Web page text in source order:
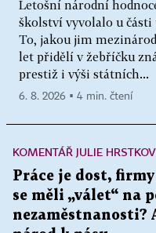
Letošní národní
školství vyvolalo u
To, jakou jim
let přidělí v žebříčku
prestiž i výši státních...
6. 8. 2026 ▪ 4 min. čtení
KOMENTÁŘ JULIE
Práce je dost,
se měli „válet“ na
nezaměstnanosti?